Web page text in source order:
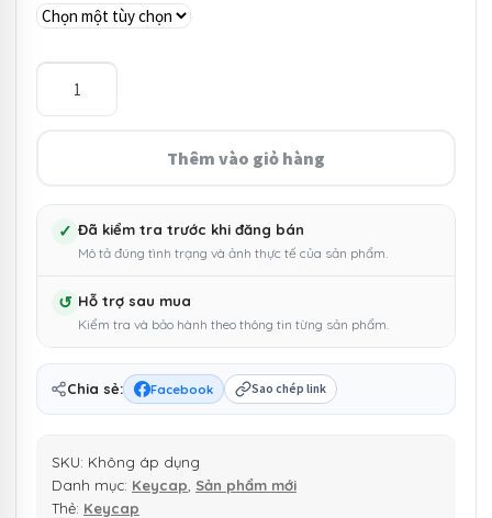
Bộ
121
Doubleshot
số
lượng
Thêm vào giỏ hàng
✓ Đã kiểm tra trước khi đăng bán
Mô tả đúng tình trạng và ảnh thực tế của sản phẩm.
↺ Hỗ trợ sau mua
Kiểm tra và bảo hành theo thông tin từng sản phẩm.
Chia sẻ: Facebook Sao chép link
SKU: Không áp dụng
Danh mục: Keycap Sản phẩm mới
Thẻ: Keycap